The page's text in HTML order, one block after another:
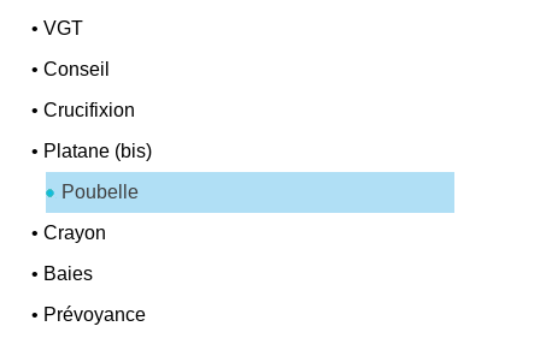
•VGT
•Conseil
•Crucifixion
• Platane (bis)
Poubelle
•Crayon
• Baies
• Prévoyance